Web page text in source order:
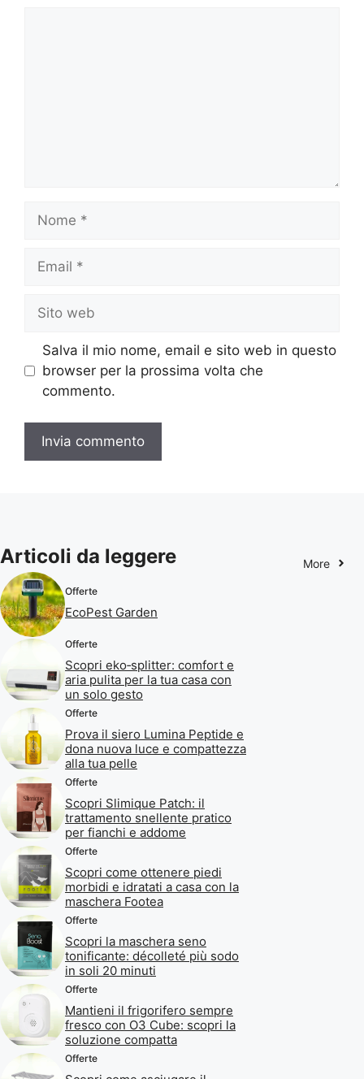
Nome
Email
Sito
web
Salva il mio nome, email e sito web in questo
browser per la prossima volta che
commento.
Articoli da leggere More
Offerte
EcoPest Garden
Offerte
Scopri eko‑splitter: comfort e
aria pulita per la tua casa con
un solo gesto
Offerte
Prova il siero Lumina Peptide e
dona nuova luce e compattezza
alla tua pelle
Offerte
Scopri Slimique Patch: il
trattamento snellente pratico
per fianchi e addome
Offerte
Scopri come ottenere piedi
morbidi e idratati a casa con la
maschera Footea
Offerte
Scopri la maschera seno
tonificante: décolleté più sodo
in soli 20 minuti
Offerte
Mantieni il frigorifero sempre
fresco con O3 Cube: scopri la
soluzione compatta
Offerte